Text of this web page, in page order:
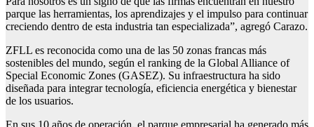
parque las herramientas, los aprendizajes y el impulso para continuar
creciendo dentro de esta industria tan especializada”, agregó Carazo.
ZFLL es reconocida como una de las 50 zonas francas más
sostenibles del mundo, según el ranking de la Global Alliance of
Special Economic Zones (GASEZ). Su infraestructura ha sido
diseñada para integrar tecnología, eficiencia energética y bienestar
de los usuarios.